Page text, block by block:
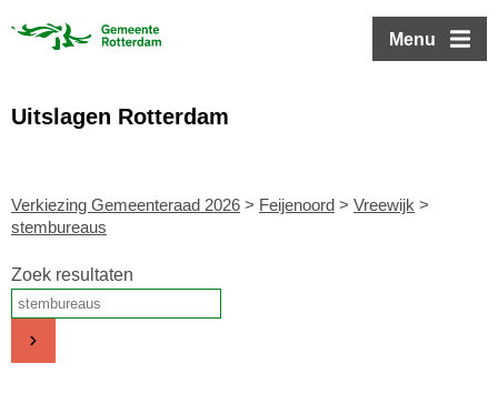
Menu
Uitslagen Rotterdam
Verkiezing Gemeenteraad 2026 > Feijenoord > Vreewijk >
stembureaus
Zoek resultaten